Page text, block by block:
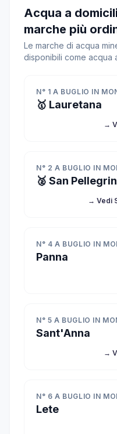
Acqua a
marche più
Le marche di acqua
disponibili come acqua
N° 1 A BUGLIO IN
🥇 Lauretana
→
N° 2 A BUGLIO IN
🥈 San
→ Vedi
N° 4 A BUGLIO IN
Panna
N° 5 A BUGLIO IN
Sant'Anna
→
N° 6 A BUGLIO IN
Lete